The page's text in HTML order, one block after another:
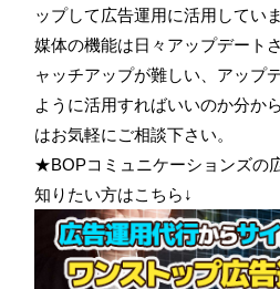
ップして広告運用に活用していま
媒体の機能は日々アップデート
ャッチアップが難しい、アップ
ように活用すればいいのか分か
はお気軽にご相談下さい。
★BOPコミュニケーションズの
知りたい方はこちら↓